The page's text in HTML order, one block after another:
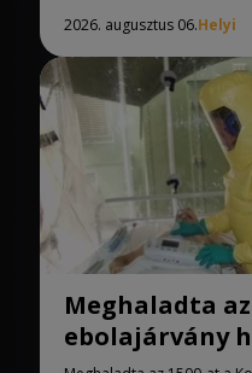
2026. augusztus 06.Helyi
Meghaladta
ebolajárvány